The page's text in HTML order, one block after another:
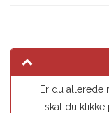
Er du allerede
skal du klikke